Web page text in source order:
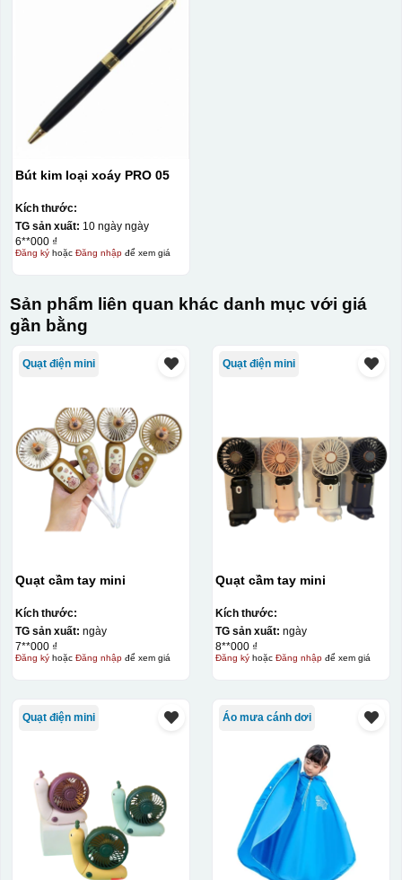
Bút kim loại xoáy PRO 05
Kích thước:
TG sản xuất: 10 ngày ngày
6**000 ₫
Đăng kýhoặc Đăng nhậpđể xem giá
Sản phẩm liên quan khác danh mục với giá
gần bằng
Quạt điện mini
Quạt cầm tay mini
Kích thước:
TG sản xuất: ngày
7**000 ₫
Đăng kýhoặc Đăng nhậpđể xem giá
Quạt điện mini
Quạt cầm tay mini
Kích thước:
TG sản xuất: ngày
8**000 ₫
Đăng kýhoặc Đăng nhậpđể xem giá
Quạt điện mini Áo mưa cánh dơi